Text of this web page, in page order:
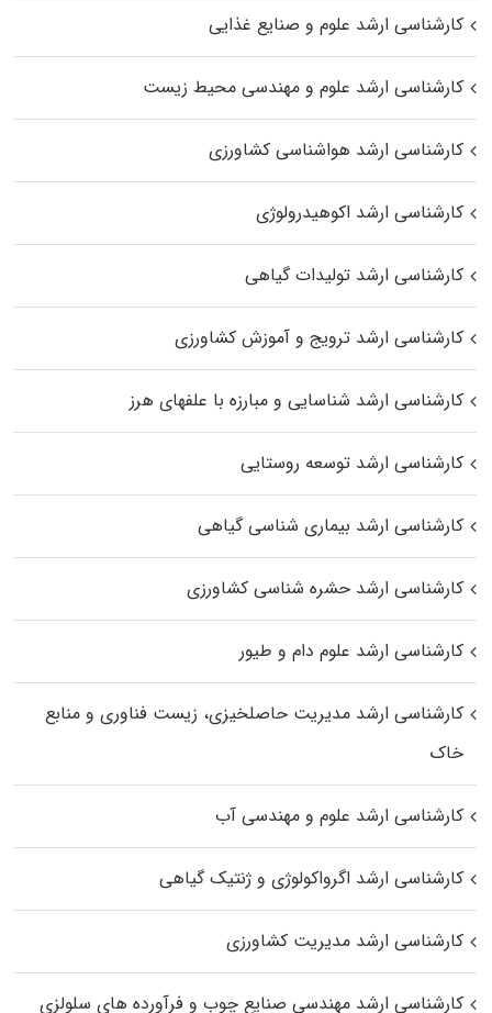
کارشناسی ارشد علوم و صنایع غذایی
کارشناسی ارشد علوم و مهندسی محیط زیست
کارشناسی ارشد هواشناسی کشاورزی
کارشناسی ارشد اکوهیدرولوژی
کارشناسی ارشد تولیدات گیاهی
کارشناسی ارشد ترویج و آموزش کشاورزی
کارشناسی ارشد شناسایی و مبارزه با علفهای هرز
کارشناسی ارشد توسعه روستایی
کارشناسی ارشد بیماری‌ شناسی گیاهی
کارشناسی ارشد حشره‌ شناسی کشاورزی
کارشناسی ارشد علوم دام و طیور
کارشناسی ارشد مدیریت حاصلخیزی، زیست فناوری و منابع
خاک
کارشناسی ارشد علوم و مهندسی آب
کارشناسی ارشد اگرواکولوژی و ژنتیک گیاهی
کارشناسی ارشد مدیریت کشاورزی
کارشناسی ارشد مهندسی صنایع چوب و فرآورده‌ های سلولزی